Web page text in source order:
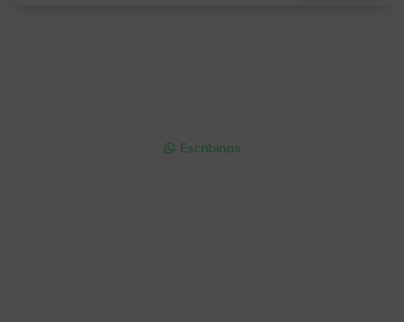
 Escribinos